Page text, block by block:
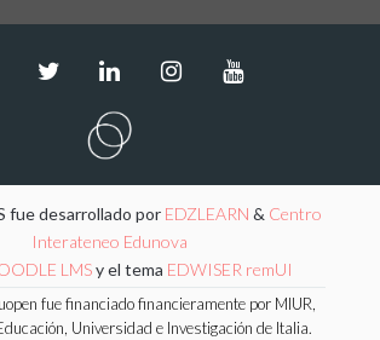
fue desarrollado por EDZLEARN & Centro
Interateneo Edunova
LMSy el tema EDWISER remUI
fue financiado financieramente por MIUR,
Universidad e Investigación de Italia.